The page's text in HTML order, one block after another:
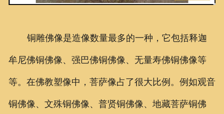
铜雕佛像是造像数量最多的一种，它包括释迦
牟尼佛铜佛像、强巴佛铜佛像、无量寿佛铜佛像等
等。在佛教塑像中，菩萨像占了很大比例。例如观音
铜佛像、文殊铜佛像、普贤铜佛像、地藏菩萨铜佛